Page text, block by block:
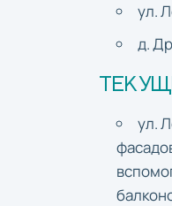
ул.
д.
ул.